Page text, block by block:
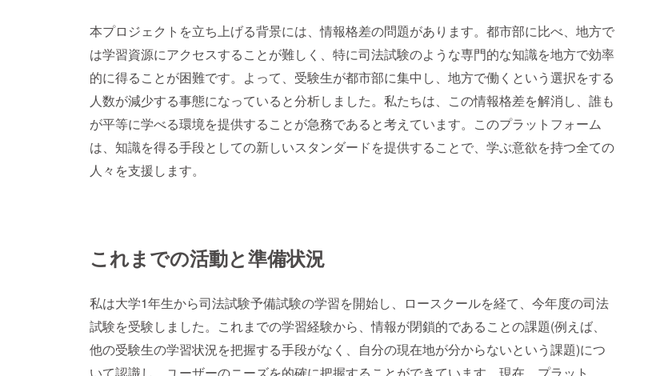
本プロジェクトを立ち上げる背景には、情報格差の問題があります。都市部に比べ、地方で
は学習資源にアクセスすることが難しく、特に司法試験のような専門的な知識を地方で効率
的に得ることが困難です。よって、受験生が都市部に集中し、地方で働くという選択をする
人数が減少する事態になっていると分析しました。私たちは、この情報格差を解消し、誰も
が平等に学べる環境を提供することが急務であると考えています。このプラットフォーム
は、知識を得る手段としての新しいスタンダードを提供することで、学ぶ意欲を持つ全ての
人々を支援します。
これまでの活動と準備状況
私は大学1年生から司法試験予備試験の学習を開始し、ロースクールを経て、今年度の司法
試験を受験しました。これまでの学習経験から、情報が閉鎖的であることの課題(例えば、
他の受験生の学習状況を把握する手段がなく、自分の現在地が分からないという課題)につ
いて認識し、ユーザーのニーズを的確に把握することができています。現在、プラット